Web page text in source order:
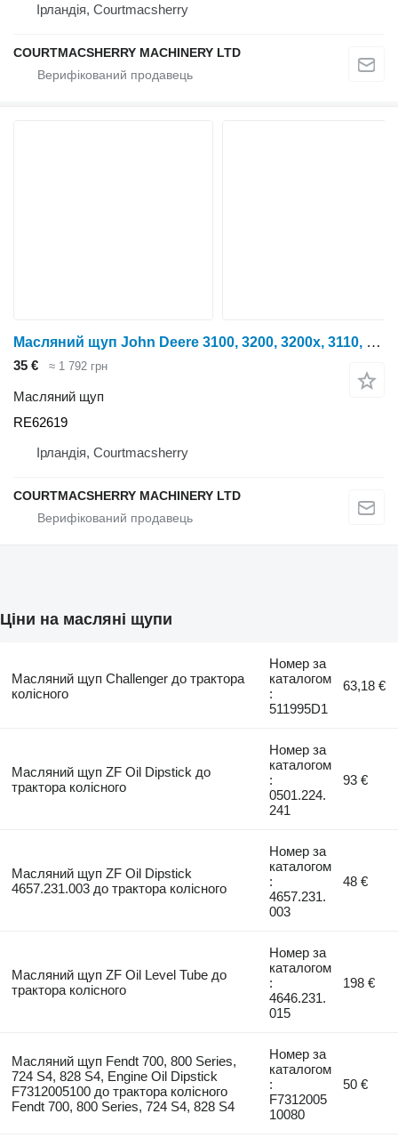
Ірландія, Courtmacsherry
COURTMACSHERRY MACHINERY LTD
Масляний щуп John Deere 3100, 3200, 3200x, 3110, 3210, 3210x Dipstick Plug Re62619 RE62619 до трактора колісного
35 € ≈ 1 792 грн
Масляний щуп
RE62619
Ірландія, Courtmacsherry
COURTMACSHERRY MACHINERY LTD
Ціни на масляні щупи
Масляний щуп Challenger до трактора
колісного
Номер за
каталогом
:
511995D1
63,18 €
Масляний щуп ZF Oil Dipstick до
трактора колісного
Номер за
каталогом
:
0501.224.
241
93 €
Масляний щуп ZF Oil Dipstick
4657.231.003 до трактора колісного
Номер за
каталогом
:
4657.231.
003
48 €
Масляний щуп ZF Oil Level Tube до
трактора колісного
Номер за
каталогом
:
4646.231.
015
198 €
Масляний щуп Fendt 700, 800 Series,
724 S4, 828 S4, Engine Oil Dipstick
F7312005100 до трактора колісного
Fendt 700, 800 Series, 724 S4, 828 S4
Номер за
каталогом
:
F7312005
10080
50 €